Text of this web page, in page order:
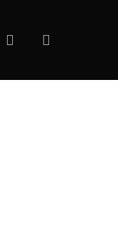
search